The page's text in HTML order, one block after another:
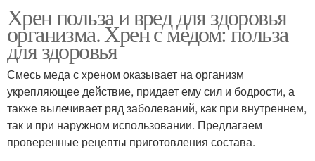
Хрен польза и вред для здоровья
организма. Хрен с медом: польза
для здоровья
Смесь меда с хреном оказывает на организм
укрепляющее действие, придает ему сил и бодрости, а
также вылечивает ряд заболеваний, как при внутреннем,
так и при наружном использовании. Предлагаем
проверенные рецепты приготовления состава.